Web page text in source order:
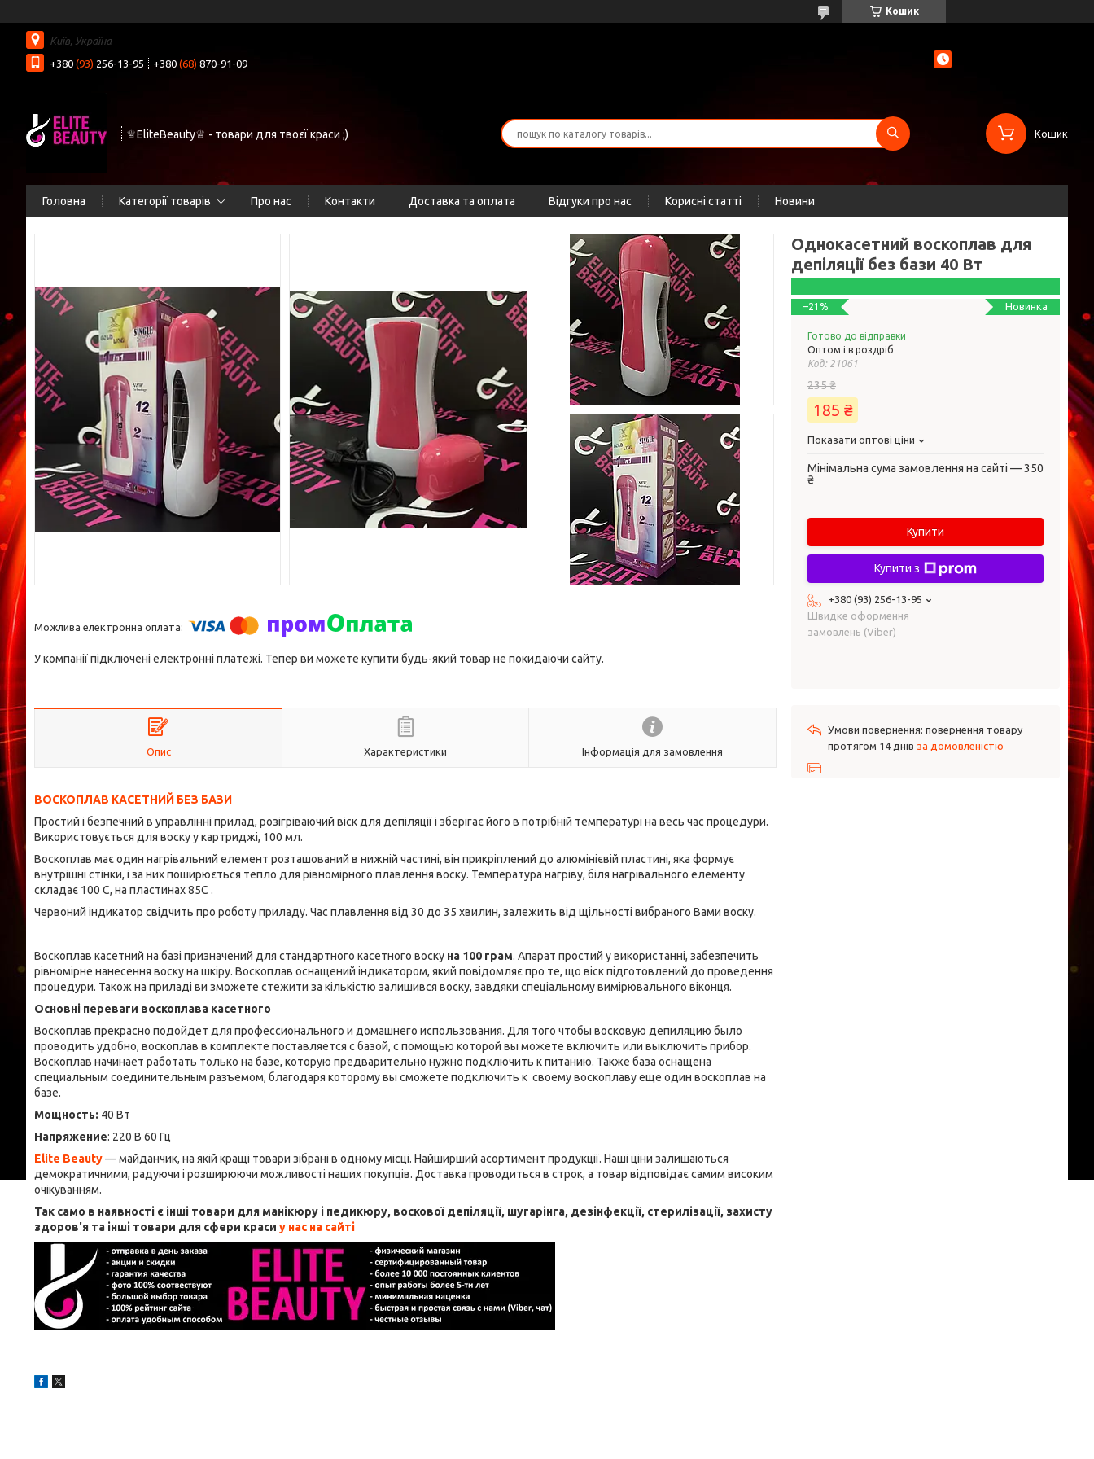
Кошик
Київ, Україна
+380 (93) 256-13-95 +380 (68) 870-91-09
♕EliteBeauty♕ - товари для твоєї краси ;) Кошик
Головна Категорії товарів Про нас Контакти Доставка та оплата Відгуки про нас Корисні статті Новини
У компанії підключені електронні платежі. Тепер ви можете купити будь-який товар не покидаючи сайту.
Опис Характеристики Інформація для замовлення
ВОСКОПЛАВ КАСЕТНИЙ БЕЗ БАЗИ
Простий і безпечний в управлінні прилад, розігріваючий віск для депіляції і зберігає його в потрібній температурі на весь час процедури.
Використовується для воску у картриджі, 100 мл.
Воскоплав має один нагрівальний елемент розташований в нижній частині, він прикріплений до алюмінієвій пластині, яка формує
внутрішні стінки, і за них поширюється тепло для рівномірного плавлення воску. Температура нагріву, біля нагрівального елементу
складає 100 С, на пластинах 85С .
Червоний індикатор свідчить про роботу приладу. Час плавлення від 30 до 35 хвилин, залежить від щільності вибраного Вами воску.
Воскоплав касетний на базі призначений для стандартного касетного воску на 100 грам. Апарат простий у використанні, забезпечить
рівномірне нанесення воску на шкіру. Воскоплав оснащений індикатором, який повідомляє про те, що віск підготовлений до проведення
процедури. Також на приладі ви зможете стежити за кількістю залишився воску, завдяки спеціальному вимірювального віконця.
Основні переваги воскоплава касетного
Воскоплав прекрасно подойдет для профессионального и домашнего использования. Для того чтобы восковую депиляцию было
проводить удобно, воскоплав в комплекте поставляется с базой, с помощью которой вы можете включить или выключить прибор.
Воскоплав начинает работать только на базе, которую предварительно нужно подключить к питанию. Также база оснащена
специальным соединительным разъемом, благодаря которому вы сможете подключить к своему воскоплаву еще один воскоплав на
базе.
Мощность: 40 Вт
Напряжение: 220 В 60 Гц
Elite Beauty— майданчик, на якій кращі товари зібрані в одному місці. Найширший асортимент продукції. Наші ціни залишаються
демократичними, радуючи і розширюючи можливості наших покупців. Доставка проводиться в строк, а товар відповідає самим високим
очікуванням.
Так само в наявності є інші товари для манікюру і педикюру, воскової депіляції, шугарінга, дезінфекції, стерилізації, захисту
здоров'я та інші товари для сфери краси у нас на сайті
Однокасетний воскоплав для
депіляції без бази 40 Вт
Новинка
–21%
Готово до відправки
Оптом і в роздріб
Код: 21061
235 ₴
185 ₴
Показати оптові ціни
Мінімальна сума замовлення на сайті — 350
₴
Купити
Купити з
+380 (93) 256-13-95
Швидке оформення
замовлень (Viber)
повернення товару
протягом 14 днів за домовленістю